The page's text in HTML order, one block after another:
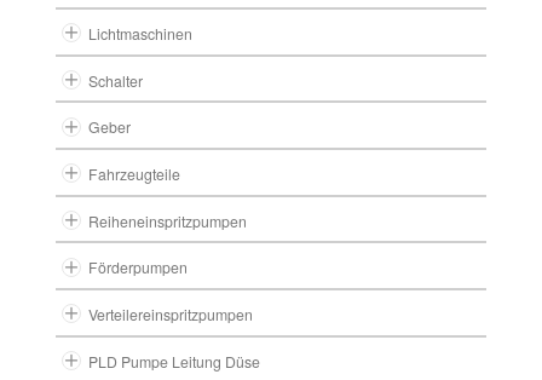
Lichtmaschinen
Schalter
Geber
Fahrzeugteile
Reiheneinspritzpumpen
Förderpumpen
Verteilereinspritzpumpen
PLD Pumpe Leitung Düse